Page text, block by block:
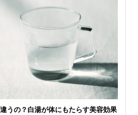
うの？白湯が体にもたらす美容効果